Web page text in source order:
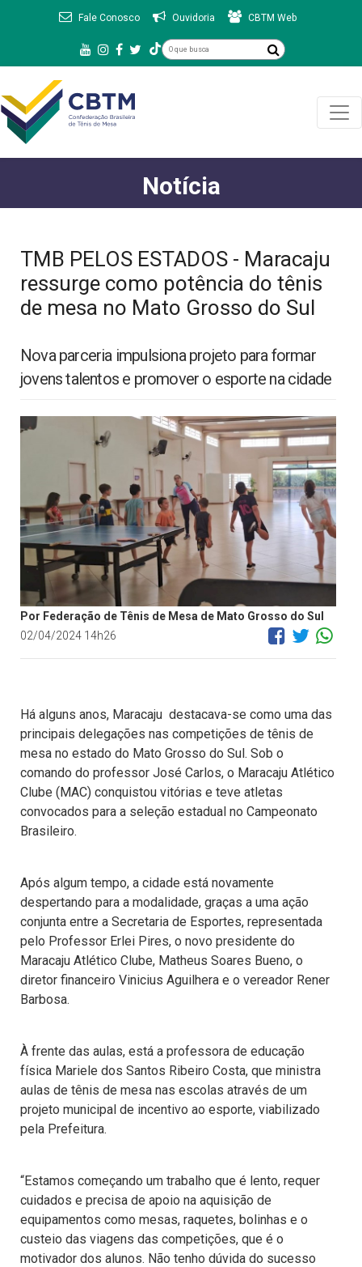
Fale Conosco Ouvidoria CBTM Web
Notícia
TMB PELOS ESTADOS - Maracaju
ressurge como potência do tênis
de mesa no Mato Grosso do Sul
Nova parceria impulsiona projeto para formar
jovens talentos e promover o esporte na cidade
Por Federação de Tênis de Mesa de Mato Grosso do Sul
02/04/2024 14h26
Há alguns anos, Maracaju destacava-se como uma das
principais delegações nas competições de tênis de
mesa no estado do Mato Grosso do Sul. Sob o
comando do professor José Carlos, o Maracaju Atlético
Clube (MAC) conquistou vitórias e teve atletas
convocados para a seleção estadual no Campeonato
Brasileiro.
Após algum tempo, a cidade está novamente
despertando para a modalidade, graças a uma ação
conjunta entre a Secretaria de Esportes, representada
pelo Professor Erlei Pires, o novo presidente do
Maracaju Atlético Clube, Matheus Soares Bueno, o
diretor financeiro Vinicius Aguilhera e o vereador Rener
Barbosa.
À frente das aulas, está a professora de educação
física Mariele dos Santos Ribeiro Costa, que ministra
aulas de tênis de mesa nas escolas através de um
projeto municipal de incentivo ao esporte, viabilizado
pela Prefeitura.
“Estamos começando um trabalho que é lento, requer
cuidados e precisa de apoio na aquisição de
equipamentos como mesas, raquetes, bolinhas e o
custeio das viagens das competições, que é o
motivador dos alunos. Não tenho dúvida do sucesso